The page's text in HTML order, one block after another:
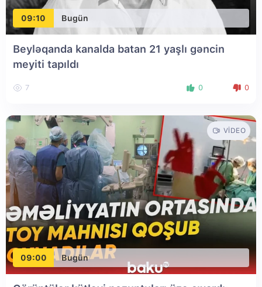
09:10 Bugün
Beyləqanda kanalda batan 21 yaşlı gəncin
meyiti tapıldı
7 0 0
09:00 Bugün
VIDEO